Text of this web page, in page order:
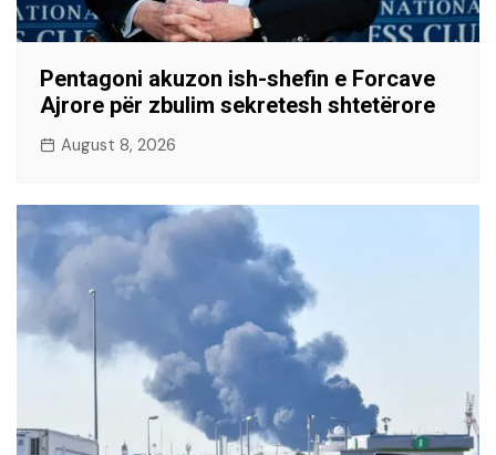
Pentagoni akuzon ish-shefin e Forcave
Ajrore për zbulim sekretesh shtetërore
August 8, 2026